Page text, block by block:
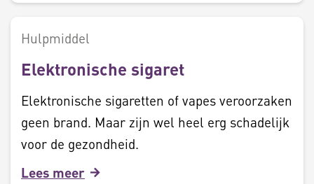
Hulpmiddel
Elektronische sigaret
Elektronische sigaretten of vapes veroorzaken
geen brand. Maar zijn wel heel erg schadelijk
voor de gezondheid.
Lees meer